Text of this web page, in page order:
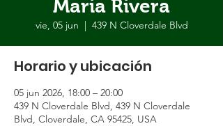
Maria Rivera
vie, 05 jun
  |
439 N Cloverdale Blvd
Horario y ubicación
05 jun 2026, 18:00 – 20:00
439 N Cloverdale Blvd, 439 N Cloverdale
Blvd, Cloverdale, CA 95425, USA